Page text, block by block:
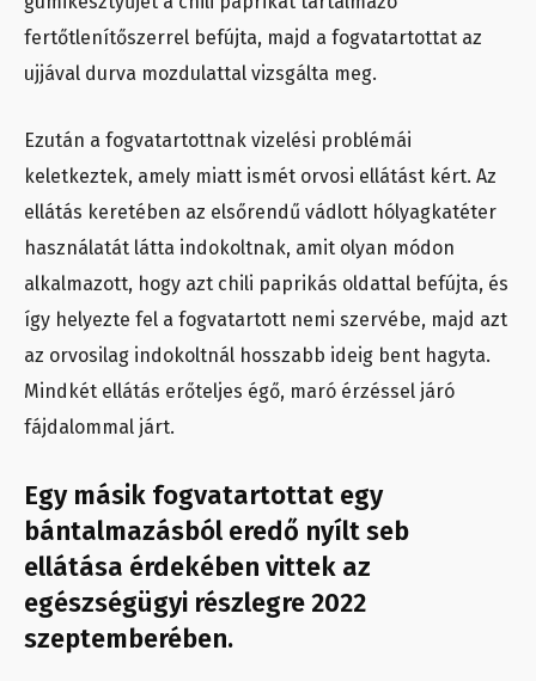
fertőtlenítőszerrel befújta, majd a fogvatartottat az
ujjával durva mozdulattal vizsgálta meg.
Ezután a fogvatartottnak vizelési problémái
keletkeztek, amely miatt ismét orvosi ellátást kért. Az
ellátás keretében az elsőrendű vádlott hólyagkatéter
használatát látta indokoltnak, amit olyan módon
alkalmazott, hogy azt chili paprikás oldattal befújta, és
így helyezte fel a fogvatartott nemi szervébe, majd azt
az orvosilag indokoltnál hosszabb ideig bent hagyta.
Mindkét ellátás erőteljes égő, maró érzéssel járó
fájdalommal járt.
Egy másik fogvatartottat egy
bántalmazásból eredő nyílt seb
ellátása érdekében vittek az
egészségügyi részlegre 2022
szeptemberében.